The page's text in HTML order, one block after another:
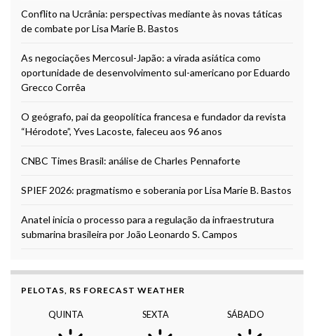
Conflito na Ucrânia: perspectivas mediante às novas táticas
de combate por Lisa Marie B. Bastos
As negociações Mercosul-Japão: a virada asiática como
oportunidade de desenvolvimento sul-americano por Eduardo
Grecco Corrêa
O geógrafo, pai da geopolítica francesa e fundador da revista
“Hérodote”, Yves Lacoste, faleceu aos 96 anos
CNBC Times Brasil: análise de Charles Pennaforte
SPIEF 2026: pragmatismo e soberania por Lisa Marie B. Bastos
Anatel inicia o processo para a regulação da infraestrutura
submarina brasileira por João Leonardo S. Campos
PELOTAS, RS FORECAST WEATHER
QUINTA SEXTA SÁBADO